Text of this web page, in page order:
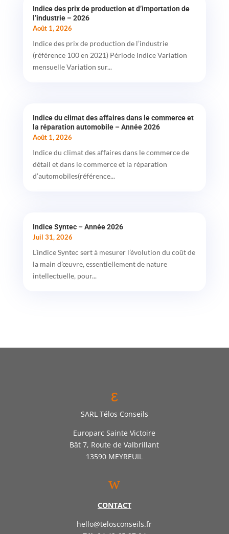
Indice des prix de production et d’importation de
l’industrie – 2026
Août 1, 2026
Indice des prix de production de l’industrie
(référence 100 en 2021) Période Indice Variation
mensuelle Variation sur...
Indice du climat des affaires dans le commerce et
la réparation automobile – Année 2026
Août 1, 2026
Indice du climat des affaires dans le commerce de
détail et dans le commerce et la réparation
d’automobiles(référence...
Indice Syntec – Année 2026
Juil 31, 2026
L’indice Syntec sert à mesurer l’évolution du coût de
la main d’œuvre, essentiellement de nature
intellectuelle, pour...
ε
SARL Télos Conseils
Europarc Sainte Victoire
Bât 7, Route de Valbrillant
13590 MEYREUIL
w
CONTACT
hello@telosconseils.fr